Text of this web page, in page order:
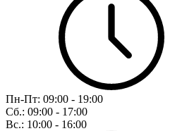
Пн-Пт: 09:00 - 19:00
Сб.: 09:00 - 17:00
Вс.: 10:00 - 16:00